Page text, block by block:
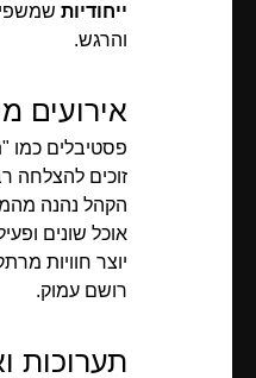
ייחודיות
והרגש.
אירועים
פסטיבלים כמו
זוכים להצלחה
הקהל נהנה
אוכל שונים
יוצר חוויות
רושם עמוק.
תערוכות